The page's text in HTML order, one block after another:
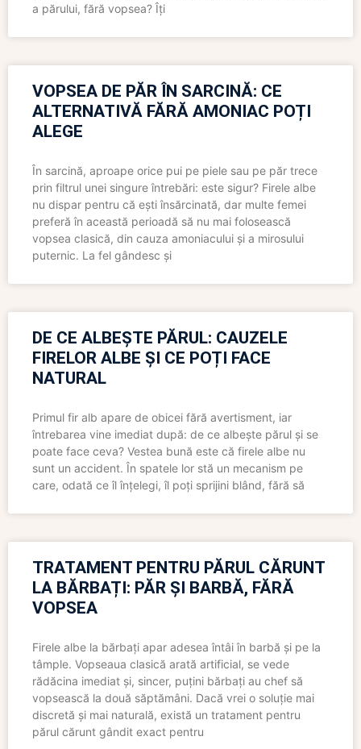
a părului, fără vopsea? Îți
VOPSEA DE PĂR ÎN SARCINĂ: CE
ALTERNATIVĂ FĂRĂ AMONIAC POȚI
ALEGE
În sarcină, aproape orice pui pe piele sau pe păr trece
prin filtrul unei singure întrebări: este sigur? Firele albe
nu dispar pentru că ești însărcinată, dar multe femei
preferă în această perioadă să nu mai folosească
vopsea clasică, din cauza amoniacului și a mirosului
puternic. La fel gândesc și
DE CE ALBEȘTE PĂRUL: CAUZELE
FIRELOR ALBE ȘI CE POȚI FACE
NATURAL
Primul fir alb apare de obicei fără avertisment, iar
întrebarea vine imediat după: de ce albește părul și se
poate face ceva? Vestea bună este că firele albe nu
sunt un accident. În spatele lor stă un mecanism pe
care, odată ce îl înțelegi, îl poți sprijini blând, fără să
TRATAMENT PENTRU PĂRUL CĂRUNT
LA BĂRBAȚI: PĂR ȘI BARBĂ, FĂRĂ
VOPSEA
Firele albe la bărbați apar adesea întâi în barbă și pe la
tâmple. Vopseaua clasică arată artificial, se vede
rădăcina imediat și, sincer, puțini bărbați au chef să
vopsească la două săptămâni. Dacă vrei o soluție mai
discretă și mai naturală, există un tratament pentru
părul cărunt gândit exact pentru